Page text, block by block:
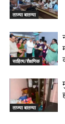
ताज्या बातम्या
साहित्य/शैक्षणिक
ताज्या बातम्या